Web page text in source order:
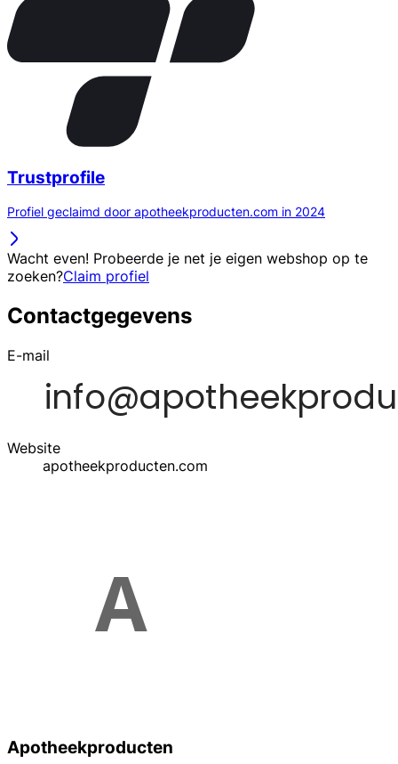
Trustprofile
Profiel geclaimd door apotheekproducten.com in 2024
Wacht even! Probeerde je net je eigen webshop op te
zoeken?Claim profiel
Contactgegevens
E-mail
Website
apotheekproducten.com
Apotheekproducten